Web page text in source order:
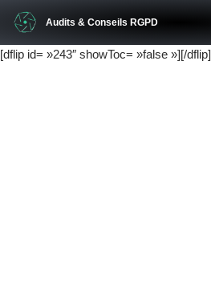
Aller
au
Audits & Conseils RGPD
[dflip id= »243″ showToc= »false »][/dflip]